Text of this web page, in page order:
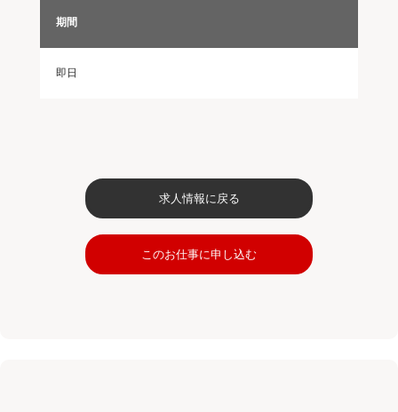
期間
即日
求人情報に戻る
このお仕事に申し込む